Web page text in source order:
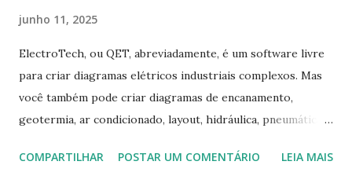
junho 11, 2025
ElectroTech, ou QET, abreviadamente, é um software livre
para criar diagramas elétricos industriais complexos. Mas
você também pode criar diagramas de encanamento,
geotermia, ar condicionado, layout, hidráulica, pneumática,
Na última versão 0.100, a coleção contém mais de 8.000
COMPARTILHAR POSTAR UM COMENTÁRIO LEIA MAIS